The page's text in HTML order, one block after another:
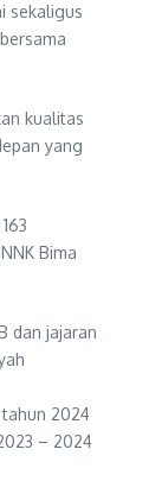
sekaligus
kualitas
yang
Bima
dan jajaran
2024
– 2024